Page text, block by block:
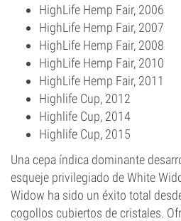
HighLife Hemp Fair, 2006
HighLife Hemp Fair, 2007
HighLife Hemp Fair, 2008
HighLife Hemp Fair, 2010
HighLife Hemp Fair, 2011
Highlife Cup, 2012
Highlife Cup, 2014
Highlife Cup, 2015
Una cepa índica dominante
esqueje privilegiado de White
Widow ha sido un éxito total
cogollos cubiertos de cristales.